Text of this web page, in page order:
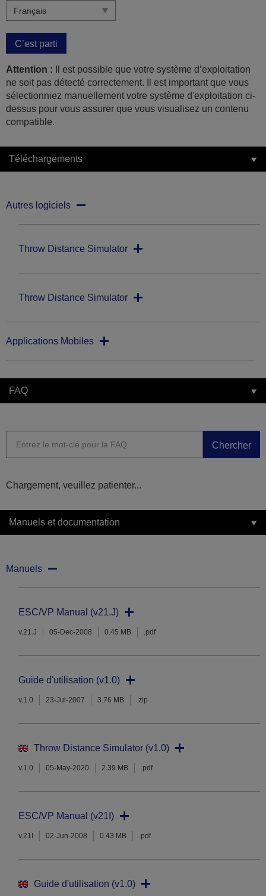
C’est parti
Attention : Il est possible que votre système d’exploitation
ne soit pas détecté correctement. Il est important que vous
sélectionniez manuellement votre système d'exploitation ci-
dessus pour vous assurer que vous visualisez un contenu
compatible.
Téléchargements
Autres logiciels
Throw Distance Simulator
Throw Distance Simulator
Applications Mobiles
FAQ
Chercher
Chargement, veuillez patienter...
Manuels et documentation
Manuels
ESC/VP Manual (v21.J)
v.21.J 05-Dec-2008 0.45 MB .pdf
Guide d'utilisation (v1.0)
v.1.0 23-Jul-2007 3.76 MB .zip
Throw Distance Simulator (v1.0)
v.1.0 05-May-2020 2.39 MB .pdf
ESC/VP Manual (v21I)
v.21I 02-Jun-2008 0.43 MB .pdf
Guide d'utilisation (v1.0)